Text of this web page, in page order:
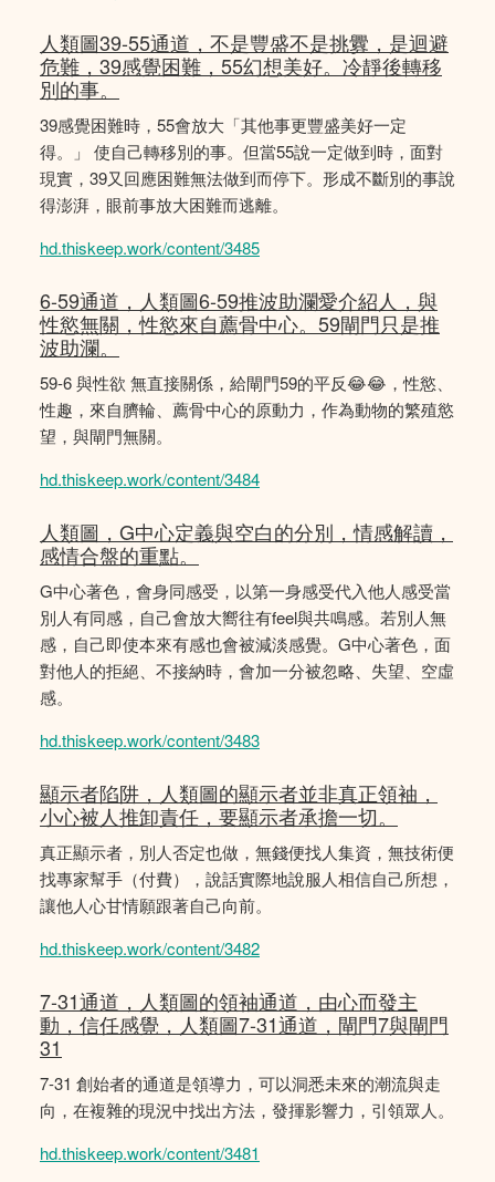
人類圖39-55通道，不是豐盛不是挑釁，是迴避
危難，39感覺困難，55幻想美好。冷靜後轉移
別的事。
39感覺困難時，55會放大「其他事更豐盛美好一定
得。」 使自己轉移別的事。但當55說一定做到時，面對
現實，39又回應困難無法做到而停下。形成不斷別的事說
得澎湃，眼前事放大困難而逃離。
hd.thiskeep.work/content/3485
6-59通道，人類圖6-59推波助瀾愛介紹人，與
性慾無關，性慾來自薦骨中心。59閘門只是推
波助瀾。
59-6 與性欲 無直接關係，給閘門59的平反😂😂，性慾、
性趣，來自臍輪、薦骨中心的原動力，作為動物的繁殖慾
望，與閘門無關。
hd.thiskeep.work/content/3484
人類圖，G中心定義與空白的分別，情感解讀，
感情合盤的重點。
G中心著色，會身同感受，以第一身感受代入他人感受當
別人有同感，自己會放大嚮往有feel與共鳴感。若別人無
感，自己即使本來有感也會被減淡感覺。G中心著色，面
對他人的拒絕、不接納時，會加一分被忽略、失望、空虛
感。
hd.thiskeep.work/content/3483
顯示者陷阱，人類圖的顯示者並非真正領袖，
小心被人推卸責任，要顯示者承擔一切。
真正顯示者，別人否定也做，無錢便找人集資，無技術便
找專家幫手（付費），說話實際地說服人相信自己所想，
讓他人心甘情願跟著自己向前。
hd.thiskeep.work/content/3482
7-31通道，人類圖的領袖通道，由心而發主
動，信任感覺，人類圖7-31通道，閘門7與閘門
31
7-31 創始者的通道是領導力，可以洞悉未來的潮流與走
向，在複雜的現況中找出方法，發揮影響力，引領眾人。
hd.thiskeep.work/content/3481